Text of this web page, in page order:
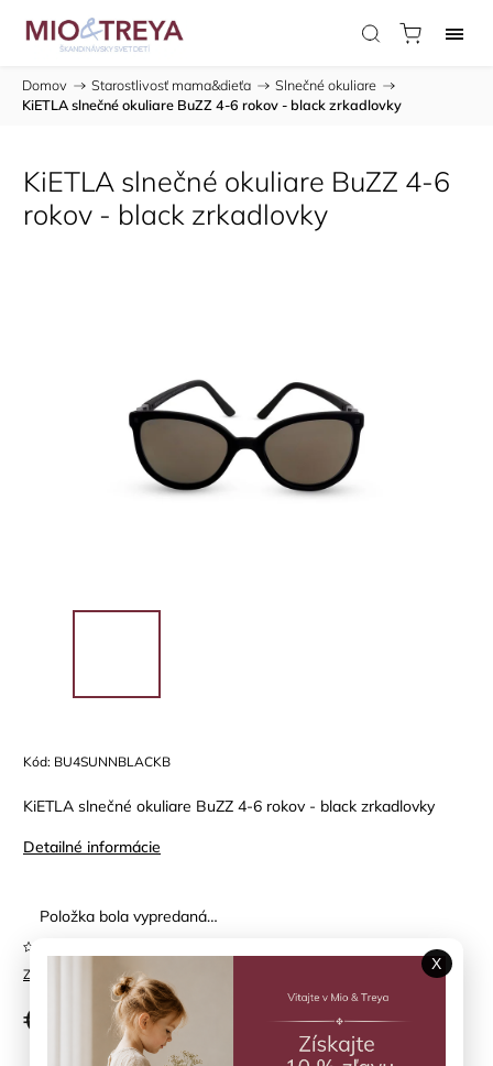
Domov / Starostlivosť mama&dieťa / Slnečné okuliare /
KiETLA slnečné okuliare BuZZ 4-6 rokov - black zrkadlovky
KiETLA slnečné okuliare BuZZ 4-6
rokov - black zrkadlovky
Kód: BU4SUNNBLACKB
KiETLA slnečné okuliare BuZZ 4-6 rokov - black zrkadlovky
Detailné informácie
Položka bola vypredaná…
Značka:
€35
X